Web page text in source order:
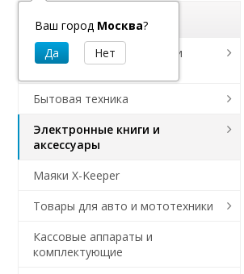
Ваш город Москва?
Каталог
Роботы для уборки дома и
дезинфекции
Бытовая техника
Электронные книги и
аксессуары
Маяки X-Keeper
Товары для авто и мототехники
Кассовые аппараты и
комплектующие